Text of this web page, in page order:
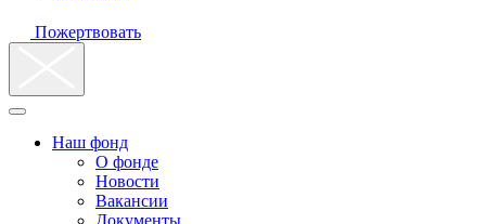
Пожертвовать
Наш фонд
О фонде
Новости
Вакансии
Документы